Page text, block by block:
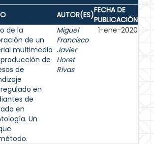
AUTOR(ES)FECHA DE
PUBLICACIÓN
de la
de un
multimedia
de
de
en
de
en
Un
Miguel
Francisco
Javier
Lloret
Rivas
1-ene-2020